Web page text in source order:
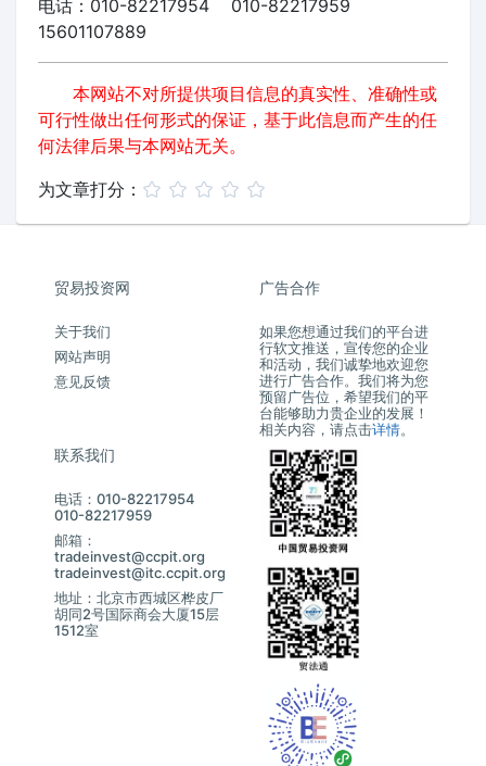
电话：010-82217954 010-82217959
15601107889
本网站不对所提供项目信息的真实性、准确性或
可行性做出任何形式的保证，基于此信息而产生的任
何法律后果与本网站无关。
为文章打分：
贸易投资网
关于我们
网站声明
意见反馈
广告合作
如果您想通过我们的平台进
行软文推送，宣传您的企业
和活动，我们诚挚地欢迎您
进行广告合作。我们将为您
预留广告位，希望我们的平
台能够助力贵企业的发展！
相关内容，请点击详情。
联系我们
电话：010-82217954
010-82217959
邮箱：
tradeinvest@ccpit.org
tradeinvest@itc.ccpit.org
地址：北京市西城区桦皮厂
胡同2号国际商会大厦15层
1512室